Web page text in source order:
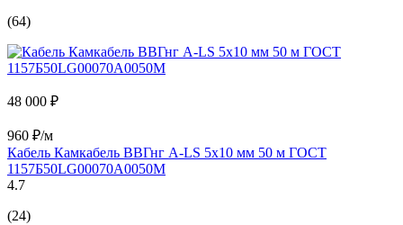
(64)
48 000 ₽
960 ₽/м
Кабель Камкабель ВВГнг А-LS 5x10 мм 50 м ГОСТ
1157Б50LG00070А0050М
4.7
(24)